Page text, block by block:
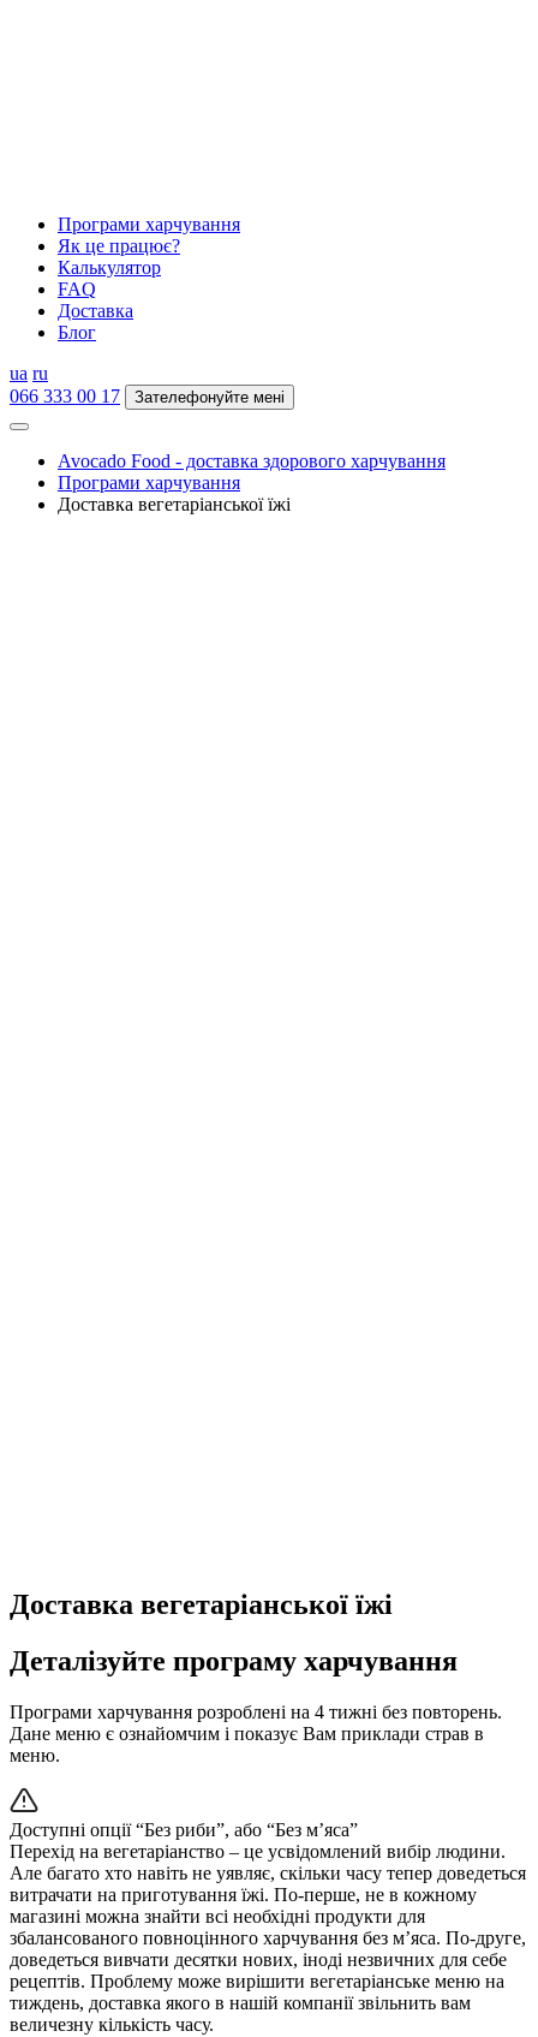
Програми харчування
Як це працює?
Калькулятор
FAQ
Доставка
Блог
ua ru
066 333 00 17
Зателефонуйте мені
Avocado Food - доставка здорового харчування
Програми харчування
Доставка вегетаріанської їжі
Доставка вегетаріанської їжі
Деталізуйте програму харчування
Програми харчування розроблені на 4 тижні без повторень.
Дане меню є ознайомчим і показує Вам приклади страв в
меню.
Доступні опції “Без риби”, або “Без м’яса”
Перехід на вегетаріанство – це усвідомлений вибір людини.
Але багато хто навіть не уявляє, скільки часу тепер доведеться
витрачати на приготування їжі. По-перше, не в кожному
магазині можна знайти всі необхідні продукти для
збалансованого повноцінного харчування без м’яса. По-друге,
доведеться вивчати десятки нових, іноді незвичних для себе
рецептів. Проблему може вирішити вегетаріанське меню на
тиждень, доставка якого в нашій компанії звільнить вам
величезну кількість часу.